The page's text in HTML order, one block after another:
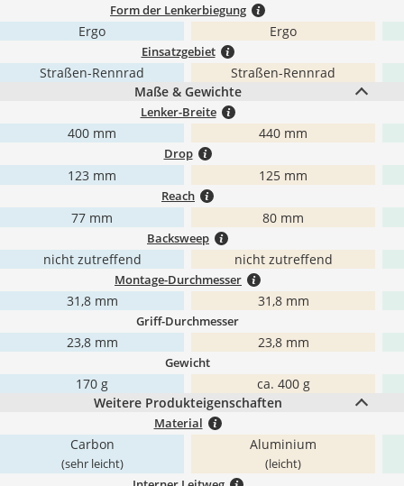
Form der Lenkerbiegung
Ergo Ergo
Einsatzgebiet
Straßen-Rennrad
Straßen-Rennrad
Maße & Gewichte
Lenker-Breite
400 mm 440 mm
Drop
123 mm 125 mm
Reach
77 mm 80 mm
Backsweep
nicht zutreffend nicht zutreffend
Montage-Durchmesser
31,8 mm 31,8 mm
Griff-Durchmesser
23,8 mm 23,8 mm
Gewicht
170 g
ca. 400 g
Weitere Produkteigenschaften
Material
Carbon
(sehr leicht)
Aluminium
(leicht)